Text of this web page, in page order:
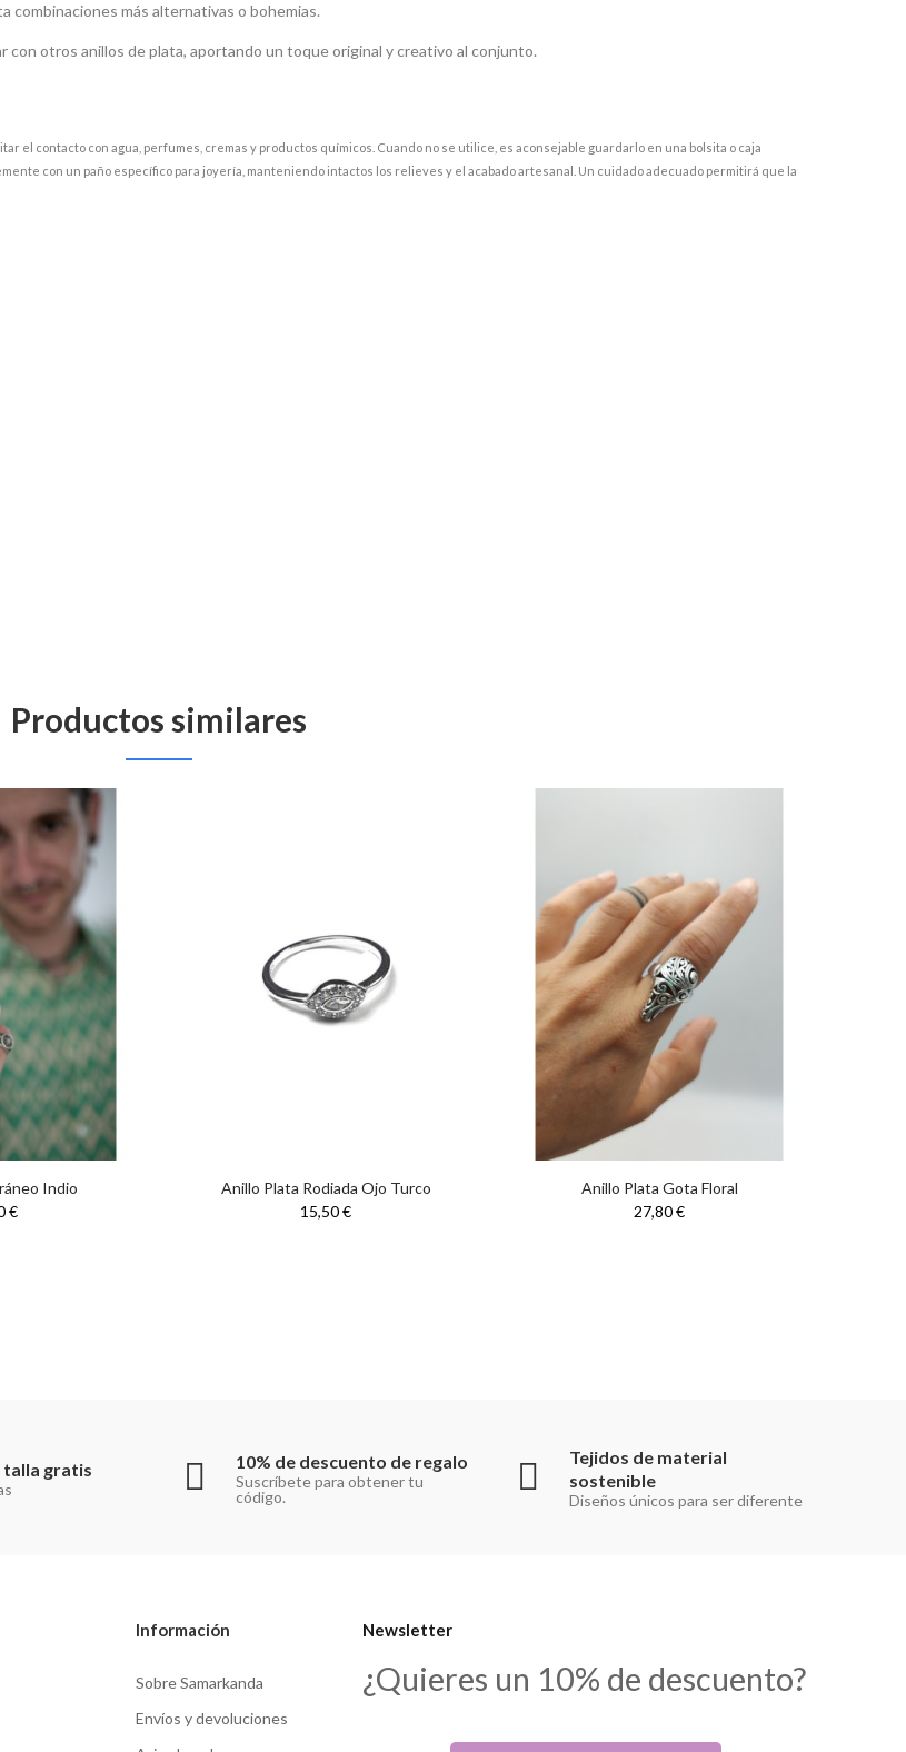
combinaciones más alternativas o bohemias.
con otros anillos de plata, aportando un toque original y creativo al conjunto.
el contacto con agua, perfumes, cremas y productos químicos. Cuando no se utilice, es aconsejable guardarlo en una bolsita o caja
con un paño específico para joyería, manteniendo intactos los relieves y el acabado artesanal. Un cuidado adecuado permitirá que la
Productos similares
Indio
€
Anillo Plata Rodiada Ojo Turco
15,50 €
Anillo Plata Gota Floral
27,80 €
talla gratis 10% de descuento de regalo
Suscríbete para obtener tu
código.
Tejidos de material
sostenible
Diseños únicos para ser diferente
Información
Sobre Samarkanda
Envíos y devoluciones
Newsletter
¿Quieres un 10% de descuento?